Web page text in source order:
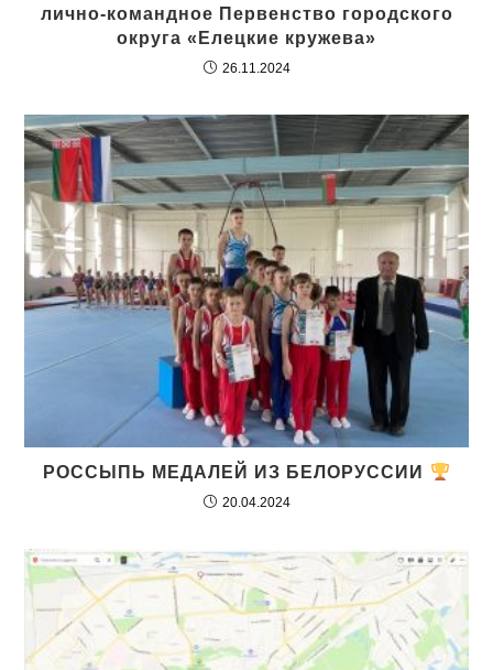
лично-командное Первенство городского
округа «Елецкие кружева»
26.11.2024
РОССЫПЬ МЕДАЛЕЙ ИЗ БЕЛОРУССИИ
20.04.2024